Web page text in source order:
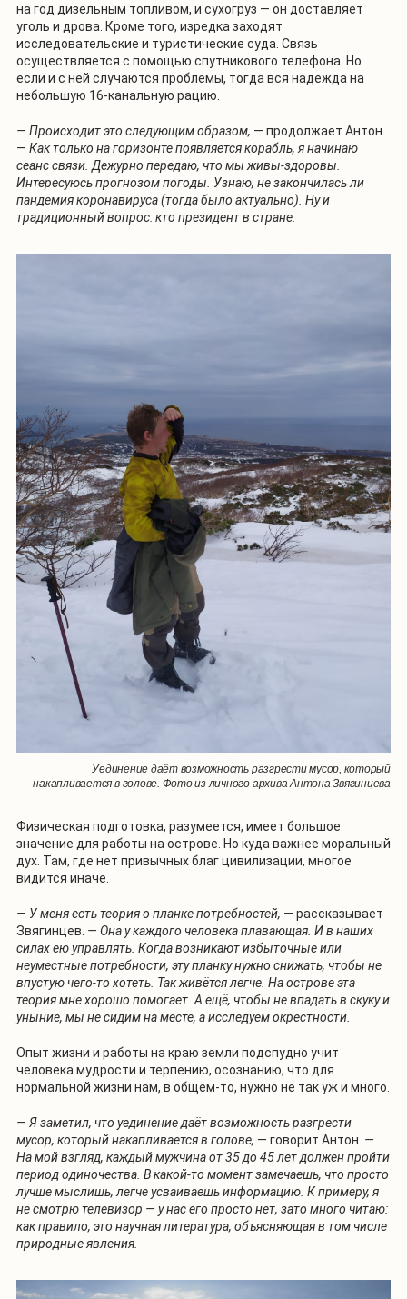
на год дизельным топливом, и сухогруз — он доставляет
уголь и дрова. Кроме того, изредка заходят
исследовательские и туристические суда. Связь
осуществляется с помощью спутникового телефона. Но
если и с ней случаются проблемы, тогда вся надежда на
небольшую 16-канальную рацию.
— Происходит это следующим образом, — продолжает Антон.
— Как только на горизонте появляется корабль, я начинаю
сеанс связи. Дежурно передаю, что мы живы-здоровы.
Интересуюсь прогнозом погоды. Узнаю, не закончилась ли
пандемия коронавируса (тогда было актуально). Ну и
традиционный вопрос: кто президент в стране.
Уединение даёт возможность разгрести мусор, который
накапливается в голове. Фото из личного архива Антона Звягинцева
Физическая подготовка, разумеется, имеет большое
значение для работы на острове. Но куда важнее моральный
дух. Там, где нет привычных благ цивилизации, многое
видится иначе.
— У меня есть теория о планке потребностей, — рассказывает
Звягинцев. — Она у каждого человека плавающая. И в наших
силах ею управлять. Когда возникают избыточные или
неуместные потребности, эту планку нужно снижать, чтобы не
впустую чего-то хотеть. Так живётся легче. На острове эта
теория мне хорошо помогает. А ещё, чтобы не впадать в скуку и
уныние, мы не сидим на месте, а исследуем окрестности.
Опыт жизни и работы на краю земли подспудно учит
человека мудрости и терпению, осознанию, что для
нормальной жизни нам, в общем-то, нужно не так уж и много.
— Я заметил, что уединение даёт возможность разгрести
мусор, который накапливается в голове, — говорит Антон. —
На мой взгляд, каждый мужчина от 35 до 45 лет должен пройти
период одиночества. В какой-то момент замечаешь, что просто
лучше мыслишь, легче усваиваешь информацию. К примеру, я
не смотрю телевизор — у нас его просто нет, зато много читаю:
как правило, это научная литература, объясняющая в том числе
природные явления.